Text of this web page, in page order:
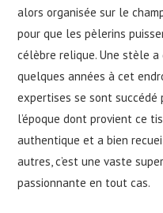
alors organisée sur le
pour que les pèlerins
célèbre relique. Une stèle a
quelques années à cet
expertises se sont succédé
l’époque dont provient ce
authentique et a bien
autres, c’est une vaste
passionnante en tout cas.